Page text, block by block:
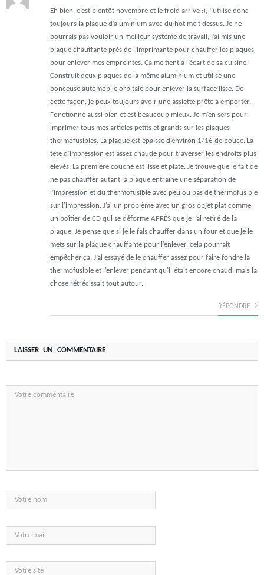
Eh bien, c’est bientôt novembre et le froid arrive :), j’utilise donc
toujours la plaque d’aluminium avec du hot melt dessus. Je ne
pourrais pas vouloir un meilleur système de travail, j’ai mis une
plaque chauffante près de l’imprimante pour chauffer les plaques
pour enlever mes empreintes. Ça me tient à l’écart de sa cuisine.
Construit deux plaques de la même aluminium et utilisé une
ponceuse automobile orbitale pour enlever la surface lisse. De
cette façon, je peux toujours avoir une assiette prête à emporter.
Fonctionne aussi bien et est beaucoup mieux. Je m’en sers pour
imprimer tous mes articles petits et grands sur les plaques
thermofusibles. La plaque est épaisse d’environ 1/16 de pouce. La
tête d’impression est assez chaude pour traverser les endroits plus
élevés. La première couche est lisse et plate. Je trouve que le fait de
ne pas chauffer autant la plaque entraîne une séparation de
l’impression et du thermofusible avec peu ou pas de thermofusible
sur l’impression. J’ai un problème avec un gros objet plat comme
un boîtier de CD qui se déforme APRÈS que je l’ai retiré de la
plaque. Je pense que si je le fais chauffer dans un four et que je le
mets sur la plaque chauffante pour l’enlever, cela pourrait
empêcher ça. J’ai essayé de le chauffer assez pour faire fondre la
thermofusible et l’enlever pendant qu’il était encore chaud, mais la
chose rétrécissait tout autour.
RÉPONDRE
LAISSER UN COMMENTAIRE